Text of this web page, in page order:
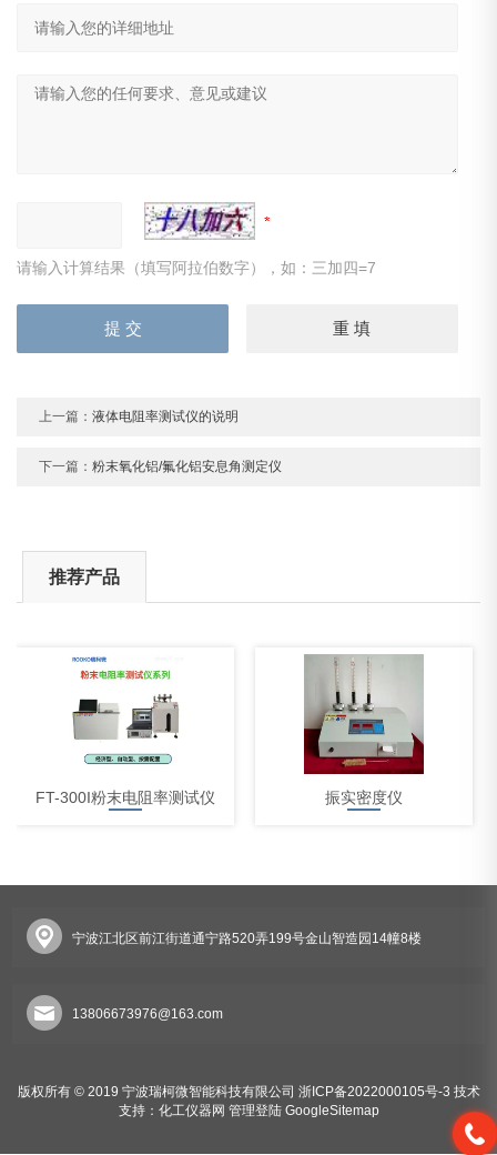
请输入计算结果（填写阿拉伯数字），如：三加四=7
上一篇：液体电阻率测试仪的说明
下一篇：粉末氧化铝/氟化铝安息角测定仪
推荐产品
FT-300I粉末电阻率测试仪 振实密度仪
宁波江北区前江街道通宁路520弄199号金山智造园14幢8楼
13806673976@163.com
版权所有 © 2019 宁波瑞柯微智能科技有限公司 浙ICP备2022000105号-3 技术
支持： 化工仪器网 管理登陆 GoogleSitemap